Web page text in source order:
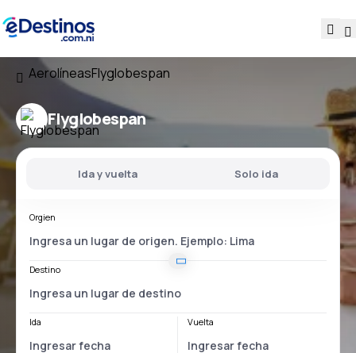
AerolíneasFlyglobespan
Flyglobespan
Ida y vuelta Solo ida
Orgien
Destino
Ida Vuelta